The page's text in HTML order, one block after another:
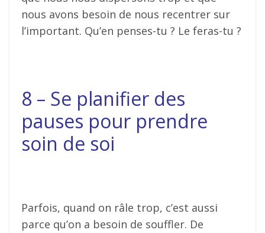
nous avons besoin de nous recentrer sur
l’important. Qu’en penses-tu ? Le feras-tu ?
8 – Se planifier des
pauses pour prendre
soin de soi
Parfois, quand on râle trop, c’est aussi
parce qu’on a besoin de souffler. De